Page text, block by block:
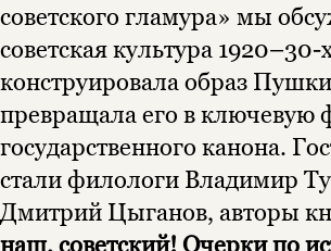
советского гламура» мы
советская культура 1920–30-
конструировала образ
превращала его в ключевую
государственного канона.
стали филологи Владимир
Дмитрий Цыганов, авторы
наш, советский! Очерки по
Подписка на
Этой книги
нет в продаже.